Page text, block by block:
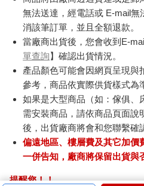
無法送達，經電話或 E-mail無
消該筆訂單，並且全額退款。
當廠商出貨後，您會收到E-
單查詢】確認出貨情況。
產品顏色可能會因網頁呈現與
參考，商品依實際供貨樣式為
如果是大型商品（如：傢俱、
需安裝商品，請依商品頁面說
後，出貨廠商將會和您聯繫確
偏遠地區、樓層費及其它加價
一併告知，廠商將保留出貨與
提醒您！！